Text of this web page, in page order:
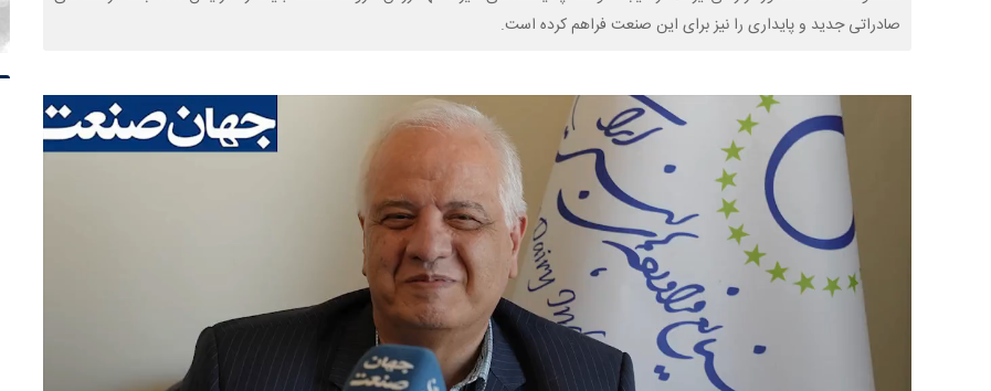
صادراتی جدید و پایداری را نیز برای این صنعت فراهم کرده است.